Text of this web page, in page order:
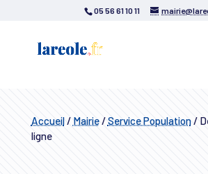
05 56 61 10 11
Accueil/ Mairie/Service Population/
ligne